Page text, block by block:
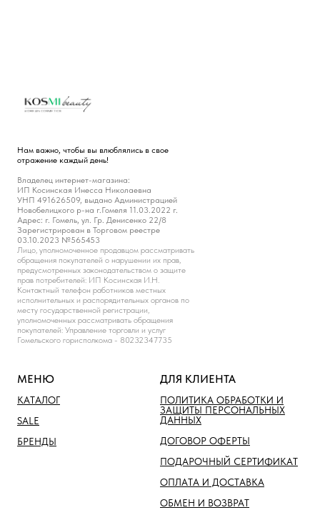
Нам важно, чтобы вы влюблялись в свое
отражение каждый день!
Владелец интернет-магазина:
ИП Косинская Инесса Николаевна
УНП 491626509, выдано Администрацией
Новобелицкого р-на г.Гомеля 11.03.2022 г.
Адрес: г. Гомель, ул. Гр. Денисенко 22/8
Зарегистрирован в Торговом реестре
03.10.2023 №565453
Лицо, уполномоченное продавцом рассматривать
обращения покупателей о нарушении их прав,
предусмотренных законодательством о защите
прав потребителей: ИП Косинская И.Н.
Контактный телефон работников местных
исполнительных и распорядительных органов по
месту государственной регистрации,
уполномоченных рассматривать обращения
покупателей: Управление торговли и услуг
Гомельского горисполкома - 80232347735
МЕНЮ
КАТАЛОГ
SALE
БРЕНДЫ
ДЛЯ КЛИЕНТА
ПОЛИТИКА ОБРАБОТКИ И
ЗАЩИТЫ ПЕРСОНАЛЬНЫХ
ДАННЫХ
ДОГОВОР ОФЕРТЫ
ПОДАРОЧНЫЙ СЕРТИФИКАТ
ОПЛАТА И ДОСТАВКА
ОБМЕН И ВОЗВРАТ